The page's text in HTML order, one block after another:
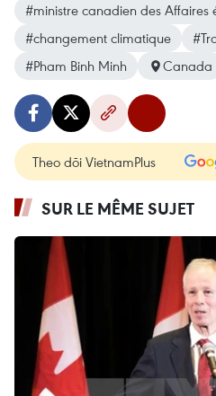
#ministre canadien des Affaires
#changement climatique
#Pham Binh Minh
Canada
Theo dõi VietnamPlus
SUR LE MÊME SUJET